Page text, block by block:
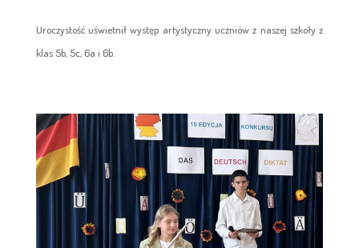
Uroczystość uświetnił występ artystyczny uczniów z naszej szkoły z
klas 5b, 5c, 6a i 6b.